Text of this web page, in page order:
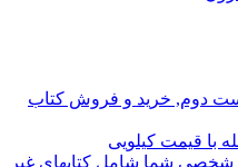
دوم, خرید و فروش کتاب
با قیمت کیلویی
شخصی شما شامل کتابهای غیر